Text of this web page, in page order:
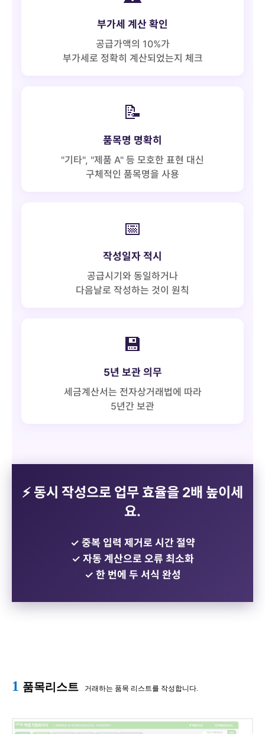
부가세 계산 확인
공급가액의 10%가
부가세로 정확히 계산되었는지 체크
📝
품목명 명확히
"기타", "제품 A" 등 모호한 표현 대신
구체적인 품목명을 사용
📅
작성일자 적시
공급시기와 동일하거나
다음날로 작성하는 것이 원칙
💾
5년 보관 의무
세금계산서는 전자상거래법에 따라
5년간 보관
⚡ 동시 작성으로 업무 효율을 2배 높이세
요.
✓ 중복 입력 제거로 시간 절약
✓ 자동 계산으로 오류 최소화
✓ 한 번에 두 서식 완성
1 품목리스트 거래하는 품목 리스트를 작성합니다.